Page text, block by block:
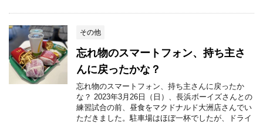
その他
忘れ物のスマートフォン、持ち主さ
んに戻ったかな？
忘れ物のスマートフォン、持ち主さんに戻ったか
な？ 2023年3月26日（日）、長浜ボーイズさんとの
練習試合の前、昼食をマクドナルド大洲店さんでい
ただきました。駐車場はほぼ一杯でしたが、ドライ